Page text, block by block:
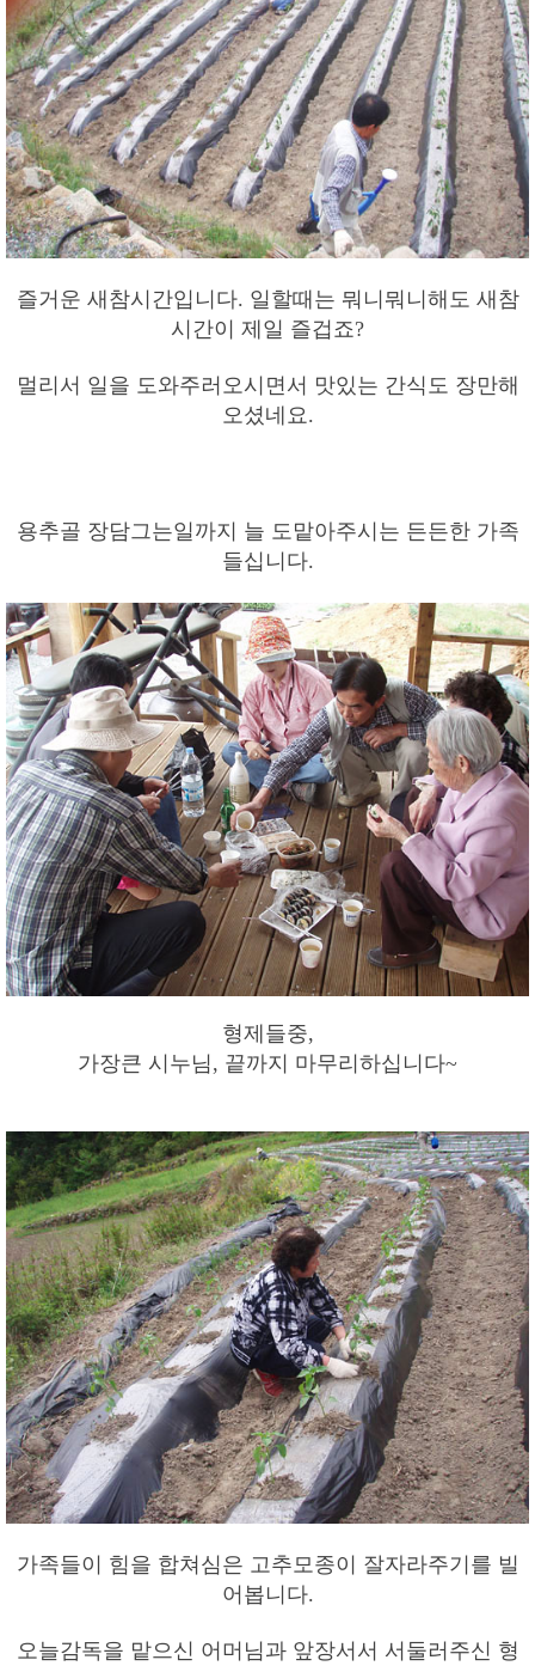
즐거운 새참시간입니다. 일할때는 뭐니뭐니해도 새참
시간이 제일 즐겁죠?
멀리서 일을 도와주러오시면서 맛있는 간식도 장만해
오셨네요.
용추골 장담그는일까지 늘 도맡아주시는 든든한 가족
들십니다.
형제들중,
가장큰 시누님, 끝까지 마무리하십니다~
가족들이 힘을 합쳐심은 고추모종이 잘자라주기를 빌
어봅니다.
오늘감독을 맡으신 어머님과 앞장서서 서둘러주신 형